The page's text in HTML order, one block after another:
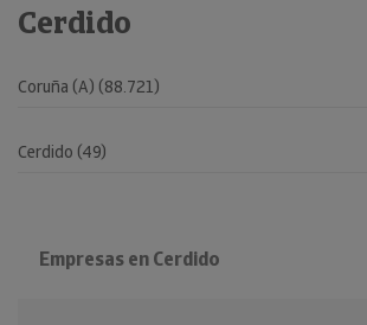
Cerdido
Empresas en Cerdido